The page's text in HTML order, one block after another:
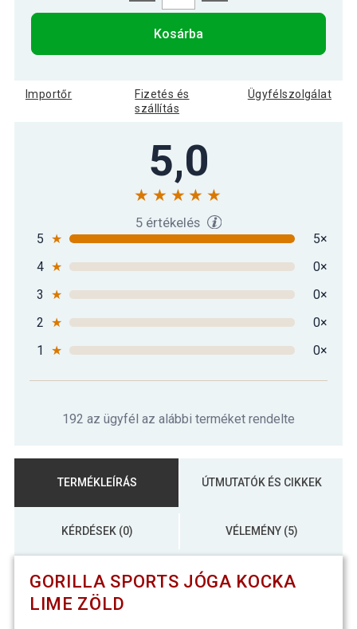
Kosárba
Importőr
Fizetés és
szállítás
Ügyfélszolgálat
5,0
5 értékelés
5 ★
5×
4 ★
0×
3
★
0×
2 ★
0×
1
★ 0×
192 az ügyfél az alábbi terméket rendelte
TERMÉKLEÍRÁS ÚTMUTATÓK ÉS CIKKEK
KÉRDÉSEK (0) VÉLEMÉNY (5)
GORILLA SPORTS JÓGA KOCKA
LIME ZÖLD